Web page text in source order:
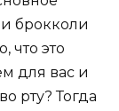
брокколи
что это
для вас и
рту? Тогда